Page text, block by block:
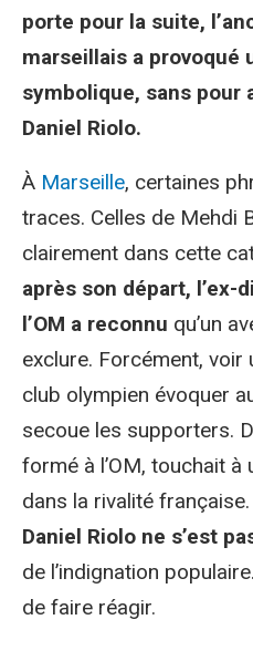
porte pour la suite,
marseillais a provoqué
symbolique, sans pour
Daniel Riolo.
À Marseille, certaines
traces. Celles de Mehdi
clairement dans cette
après son départ,
l’OM a reconnu qu’un
exclure. Forcément,
club olympien évoquer
secoue les supporters.
formé à l’OM, touchait
dans la rivalité française.
Daniel Riolo ne s’est
de l’indignation
de faire réagir.